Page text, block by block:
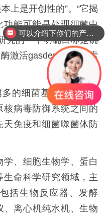
上是开创性的”。“它揭
功能可能是处理细菌中
究的一个明确目标是确
激活gasdermin的线索
的细菌基因组进行测
病毒防御系统之间的
天免疫和细菌噬菌体防
学、细胞生物学、蛋白
生命科学研究领域，主
包括生物反应器、发酵
、离心机纯水机、生物
可以介绍下你们的产品么？